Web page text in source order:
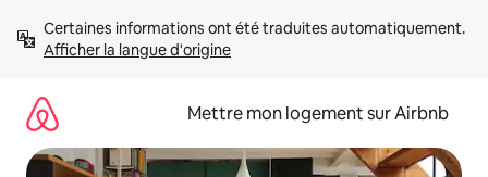
directement
Afficher la langue d'origine
Mettre mon logement sur Airbnb